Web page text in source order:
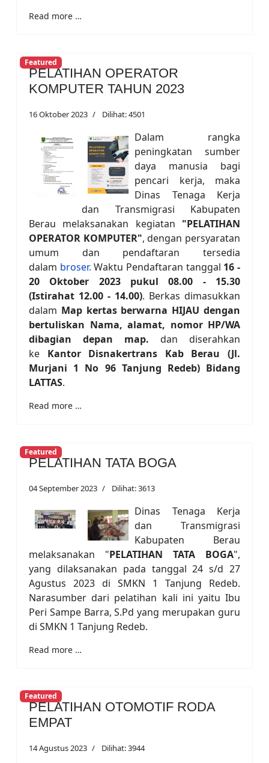
Read more …
Featured
PELATIHAN OPERATOR
KOMPUTER TAHUN 2023
16 Oktober 2023 Dilihat: 4501
Dalam rangka
peningkatan sumber
daya manusia bagi
pencari kerja, maka
Dinas Tenaga Kerja
dan Transmigrasi Kabupaten
Berau melaksanakan kegiatan "PELATIHAN
OPERATOR KOMPUTER", dengan persyaratan
umum dan pendaftaran tersedia
dalam broser. Waktu Pendaftaran tanggal 16 -
20 Oktober 2023 pukul 08.00 - 15.30
(Istirahat 12.00 - 14.00). Berkas dimasukkan
dalam Map kertas berwarna HIJAU dengan
bertuliskan Nama, alamat, nomor HP/WA
dibagian depan map. dan diserahkan
ke Kantor Disnakertrans Kab Berau (Jl.
Murjani 1 No 96 Tanjung Redeb) Bidang
LATTAS.
Read more …
Featured
PELATIHAN TATA BOGA
04 September 2023 Dilihat: 3613
Dinas Tenaga Kerja
dan Transmigrasi
Kabupaten Berau
melaksanakan "PELATIHAN TATA BOGA",
yang dilaksanakan pada tanggal 24 s/d 27
Agustus 2023 di SMKN 1 Tanjung Redeb.
Narasumber dari pelatihan kali ini yaitu Ibu
Peri Sampe Barra, S.Pd yang merupakan guru
di SMKN 1 Tanjung Redeb.
Read more …
Featured
PELATIHAN OTOMOTIF RODA
EMPAT
14 Agustus 2023 Dilihat: 3944